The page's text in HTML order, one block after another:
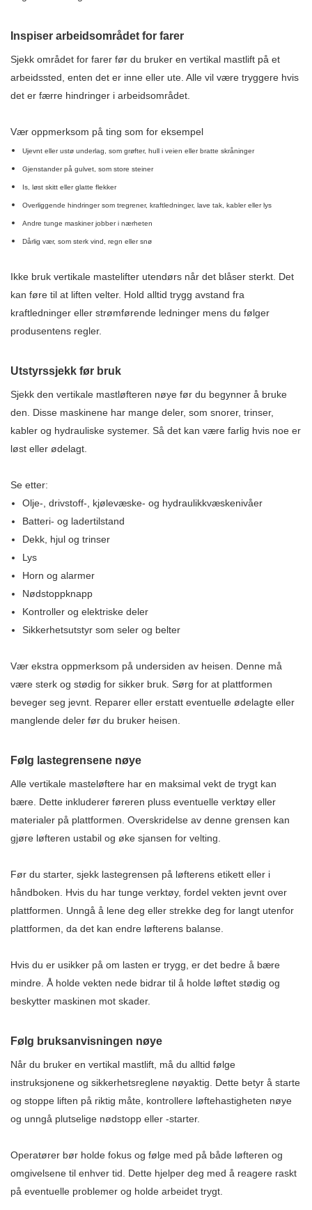
Inspiser arbeidsområdet for farer
Sjekk området for farer før du bruker en vertikal mastlift på et
arbeidssted, enten det er inne eller ute. Alle vil være tryggere hvis
det er færre hindringer i arbeidsområdet.
Vær oppmerksom på ting som for eksempel
Ujevnt eller ustø underlag, som grøfter, hull i veien eller bratte skråninger
Gjenstander på gulvet, som store steiner
Is, løst skitt eller glatte flekker
Overliggende hindringer som tregrener, kraftledninger, lave tak, kabler eller lys
Andre tunge maskiner jobber i nærheten
Dårlig vær, som sterk vind, regn eller snø
Ikke bruk vertikale mastelifter utendørs når det blåser sterkt. Det
kan føre til at liften velter. Hold alltid trygg avstand fra
kraftledninger eller strømførende ledninger mens du følger
produsentens regler.
Utstyrssjekk før bruk
Sjekk den vertikale mastløfteren nøye før du begynner å bruke
den. Disse maskinene har mange deler, som snorer, trinser,
kabler og hydrauliske systemer. Så det kan være farlig hvis noe er
løst eller ødelagt.
Se etter:
Olje-, drivstoff-, kjølevæske- og hydraulikkvæskenivåer
Batteri- og ladertilstand
Dekk, hjul og trinser
Lys
Horn og alarmer
Nødstoppknapp
Kontroller og elektriske deler
Sikkerhetsutstyr som seler og belter
Vær ekstra oppmerksom på undersiden av heisen. Denne må
være sterk og stødig for sikker bruk. Sørg for at plattformen
beveger seg jevnt. Reparer eller erstatt eventuelle ødelagte eller
manglende deler før du bruker heisen.
Følg lastegrensene nøye
Alle vertikale masteløftere har en maksimal vekt de trygt kan
bære. Dette inkluderer føreren pluss eventuelle verktøy eller
materialer på plattformen. Overskridelse av denne grensen kan
gjøre løfteren ustabil og øke sjansen for velting.
Før du starter, sjekk lastegrensen på løfterens etikett eller i
håndboken. Hvis du har tunge verktøy, fordel vekten jevnt over
plattformen. Unngå å lene deg eller strekke deg for langt utenfor
plattformen, da det kan endre løfterens balanse.
Hvis du er usikker på om lasten er trygg, er det bedre å bære
mindre. Å holde vekten nede bidrar til å holde løftet stødig og
beskytter maskinen mot skader.
Følg bruksanvisningen nøye
Når du bruker en vertikal mastlift, må du alltid følge
instruksjonene og sikkerhetsreglene nøyaktig. Dette betyr å starte
og stoppe liften på riktig måte, kontrollere løftehastigheten nøye
og unngå plutselige nødstopp eller -starter.
Operatører bør holde fokus og følge med på både løfteren og
omgivelsene til enhver tid. Dette hjelper deg med å reagere raskt
på eventuelle problemer og holde arbeidet trygt.